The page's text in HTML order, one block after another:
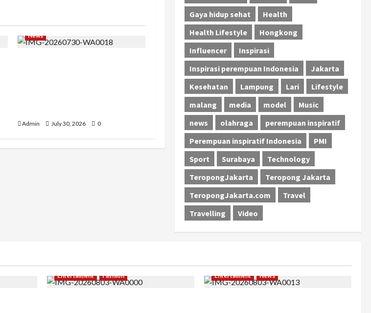
News
Admin July 30, 2026 0
Gaya hidup sehat
Health
Health Lifestyle
Hongkong
Influencer
Inspirasi
Inspirasi perempuan Indonesia
Jakarta
Kesehatan
Lampung Lari
Lifestyle
malang
media model
Music
news
olahraga
perempuan inspiratif
Perempuan inspiratif Indonesia
PMI
Sport
Surabaya
Technology
TeropongJakarta
Teropong Jakarta
TeropongJakarta.com
Travel
Travelling
Video
Entertaiment Fashion Entertaiment News